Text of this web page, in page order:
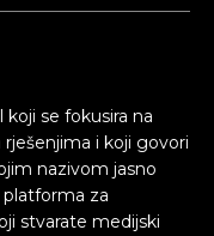
se fokusira na
i koji govori
nazivom jasno
platforma za
stvarate medijski